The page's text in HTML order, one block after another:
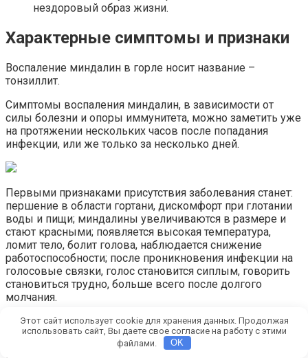
нездоровый образ жизни.
Характерные симптомы и признаки
Воспаление миндалин в горле носит название –
тонзиллит.
Симптомы воспаления миндалин, в зависимости от
силы болезни и опоры иммунитета, можно заметить уже
на протяжении нескольких часов после попадания
инфекции, или же только за несколько дней.
Первыми признаками присутствия заболевания станет:
першение в области гортани, дискомфорт при глотании
воды и пищи; миндалины увеличиваются в размере и
стают красными; появляется высокая температура,
ломит тело, болит голова, наблюдается снижение
работоспособности; после проникновения инфекции на
голосовые связки, голос становится сиплым, говорить
становиться трудно, больше всего после долгого
молчания.
Маленькие дети, больные этой хворью, становятся
капризными, часто плачут, у них пропадает аппетит.
Этот сайт использует cookie для хранения данных. Продолжая
использовать сайт, Вы даете свое согласие на работу с этими
файлами.
OK